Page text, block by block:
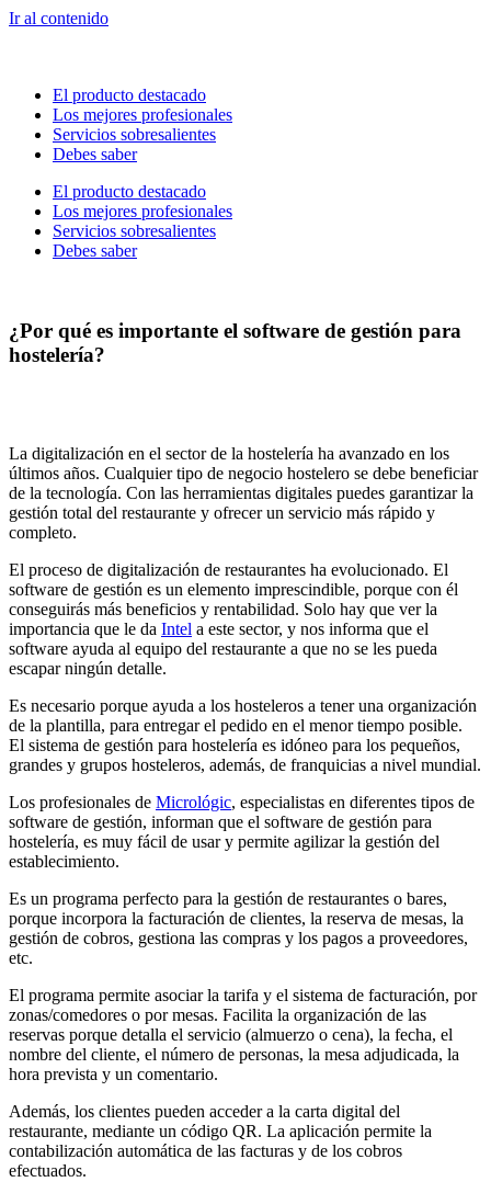
Ir al contenido
El producto destacado
Los mejores profesionales
Servicios sobresalientes
Debes saber
El producto destacado
Los mejores profesionales
Servicios sobresalientes
Debes saber
¿Por qué es importante el software de gestión para
hostelería?
La digitalización en el sector de la hostelería ha avanzado en los
últimos años. Cualquier tipo de negocio hostelero se debe beneficiar
de la tecnología. Con las herramientas digitales puedes garantizar la
gestión total del restaurante y ofrecer un servicio más rápido y
completo.
El proceso de digitalización de restaurantes ha evolucionado. El
software de gestión es un elemento imprescindible, porque con él
conseguirás más beneficios y rentabilidad. Solo hay que ver la
importancia que le da Intel a este sector, y nos informa que el
software ayuda al equipo del restaurante a que no se les pueda
escapar ningún detalle.
Es necesario porque ayuda a los hosteleros a tener una organización
de la plantilla, para entregar el pedido en el menor tiempo posible.
El sistema de gestión para hostelería es idóneo para los pequeños,
grandes y grupos hosteleros, además, de franquicias a nivel mundial.
Los profesionales de Micrológic, especialistas en diferentes tipos de
software de gestión, informan que el software de gestión para
hostelería, es muy fácil de usar y permite agilizar la gestión del
establecimiento.
Es un programa perfecto para la gestión de restaurantes o bares,
porque incorpora la facturación de clientes, la reserva de mesas, la
gestión de cobros, gestiona las compras y los pagos a proveedores,
etc.
El programa permite asociar la tarifa y el sistema de facturación, por
zonas/comedores o por mesas. Facilita la organización de las
reservas porque detalla el servicio (almuerzo o cena), la fecha, el
nombre del cliente, el número de personas, la mesa adjudicada, la
hora prevista y un comentario.
Además, los clientes pueden acceder a la carta digital del
restaurante, mediante un código QR. La aplicación permite la
contabilización automática de las facturas y de los cobros
efectuados.